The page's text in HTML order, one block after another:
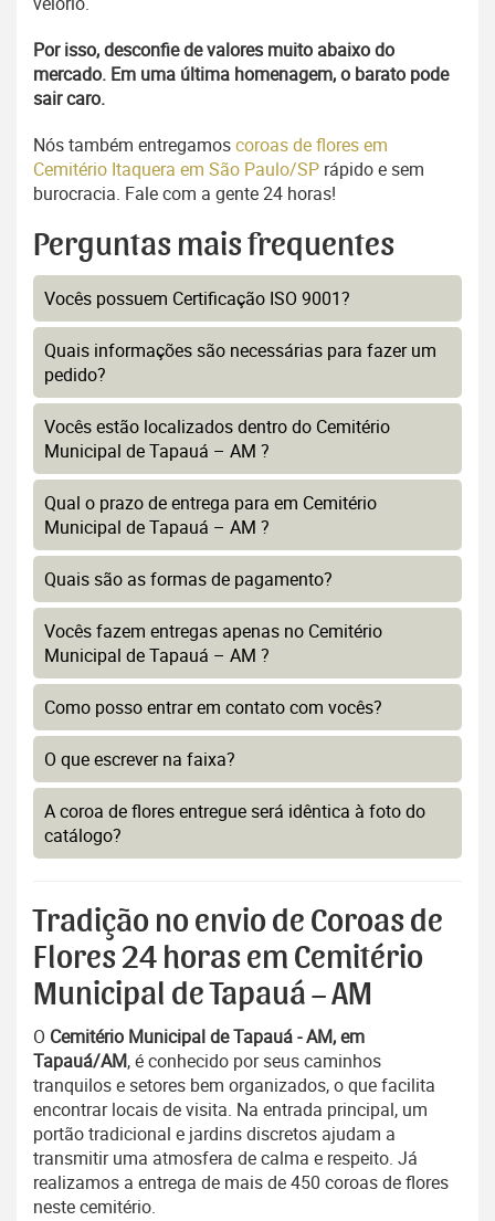
Por isso, desconfie de valores muito abaixo do
mercado. Em uma última homenagem, o barato pode
sair caro.
Nós também entregamoscoroas de flores em
Cemitério Itaquera em São Paulo/SP rápido e sem
burocracia. Fale com a gente 24 horas!
Perguntas mais frequentes
Vocês possuem Certificação ISO 9001?
Quais informações são necessárias para fazer um
pedido?
Vocês estão localizados dentro do Cemitério
Municipal de Tapauá – AM ?
Qual o prazo de entrega para em Cemitério
Municipal de Tapauá – AM ?
Quais são as formas de pagamento?
Vocês fazem entregas apenas no Cemitério
Municipal de Tapauá – AM ?
Como posso entrar em contato com vocês?
O que escrever na faixa?
A coroa de flores entregue será idêntica à foto do
catálogo?
Tradição no envio de Coroas de
Flores 24 horas em Cemitério
Municipal de Tapauá – AM
O Cemitério Municipal de Tapauá - AM, em
Tapauá/AM, é conhecido por seus caminhos
tranquilos e setores bem organizados, o que facilita
encontrar locais de visita. Na entrada principal, um
portão tradicional e jardins discretos ajudam a
transmitir uma atmosfera de calma e respeito. Já
realizamos a entrega de mais de 450 coroas de flores
neste cemitério.